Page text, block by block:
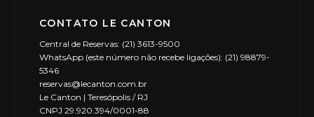
CONTATO LE CANTON
Central de Reservas: (21) 3613-9500
WhatsApp (este número não recebe ligações): (21) 98879-
5346
reservas@lecanton.com.br
Le Canton | Teresópolis / RJ
CNPJ 29.920.394/0001-88